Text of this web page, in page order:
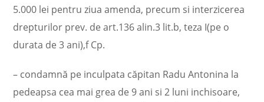
5.000 lei pentru ziua amenda, precum si interzicerea
drepturilor prev. de art.136 alin.3 lit.b, teza I(pe o
durata de 3 ani),f Cp.
– condamnă pe inculpata căpitan Radu Antonina la
pedeapsa cea mai grea de 9 ani si 2 luni inchisoare,